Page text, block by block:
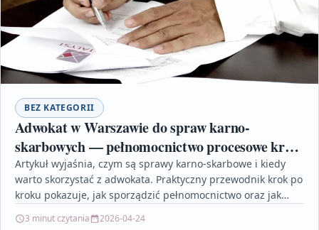
BEZ KATEGORII
Adwokat w Warszawie do spraw karno-
skarbowych — pełnomocnictwo procesowe krok
po kroku
Artykuł wyjaśnia, czym są sprawy karno-skarbowe i kiedy
warto skorzystać z adwokata. Praktyczny przewodnik krok po
kroku pokazuje, jak sporządzić pełnomocnictwo oraz jak
3 minut czytania 2026-04-24